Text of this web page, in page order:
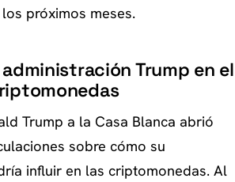
próximos meses.
Trump en el
Trump a la Casa Blanca abrió
sobre cómo su
influir en las criptomonedas. Al